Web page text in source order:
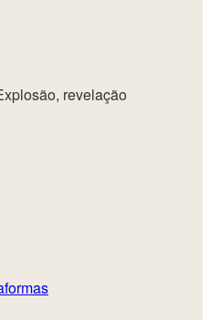
revelação